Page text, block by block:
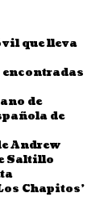
que lleva
encontradas
de
de
Andrew
Saltillo
Chapitos’